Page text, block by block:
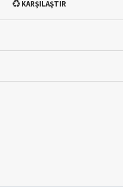
KARŞILAŞTIR